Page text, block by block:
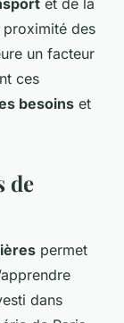
des
un facteur
ces
besoins et
de
permet
dans